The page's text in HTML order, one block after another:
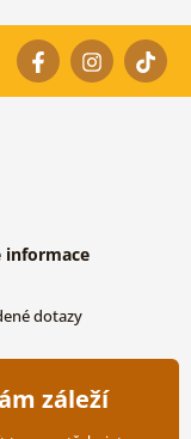
informace
dotazy
spolupráce
záleží